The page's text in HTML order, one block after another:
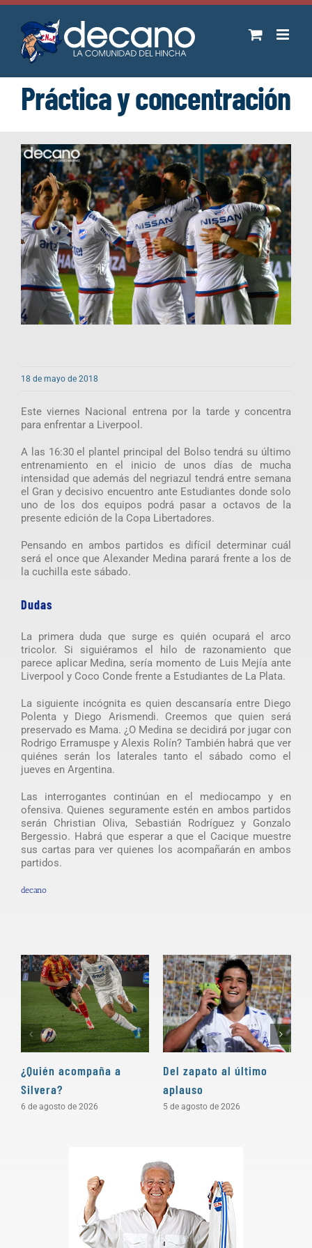
Saltar
contenido
Práctica y concentración
18 de mayo de 2018
Este viernes Nacional entrena por la tarde y concentra
para enfrentar a Liverpool.
A las 16:30 el plantel principal del Bolso tendrá su último
entrenamiento en el inicio de unos días de mucha
intensidad que además del negriazul tendrá entre semana
el Gran y decisivo encuentro ante Estudiantes donde solo
uno de los dos equipos podrá pasar a octavos de la
presente edición de la Copa Libertadores.
Pensando en ambos partidos es difícil determinar cuál
será el once que Alexander Medina parará frente a los de
la cuchilla este sábado.
Dudas
La primera duda que surge es quién ocupará el arco
tricolor. Si siguiéramos el hilo de razonamiento que
parece aplicar Medina, sería momento de Luis Mejía ante
Liverpool y Coco Conde frente a Estudiantes de La Plata.
La siguiente incógnita es quien descansaría entre Diego
Polenta y Diego Arismendi. Creemos que quien será
preservado es Mama. ¿O Medina se decidirá por jugar con
Rodrigo Erramuspe y Alexis Rolín? También habrá que ver
quiénes serán los laterales tanto el sábado como el
jueves en Argentina.
Las interrogantes continúan en el mediocampo y en
ofensiva. Quienes seguramente estén en ambos partidos
serán Christian Oliva, Sebastián Rodríguez y Gonzalo
Bergessio. Habrá que esperar a que el Cacique muestre
sus cartas para ver quienes los acompañarán en ambos
partidos.
decano
¿Quién acompaña a
Silvera?
6 de agosto de 2026
Del zapato al último
aplauso
5 de agosto de 2026